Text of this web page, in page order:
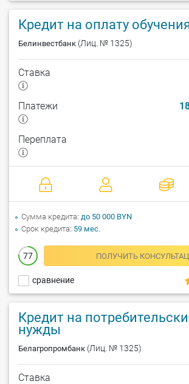
Кредит на оплату
Белинвестбанк (Лиц. № 1325)
сравнение
Ставка
Платежи
Переплата
77 ПОЛУЧИТЬ
Сумма кредита до 50 000 BYN
Срок кредита 59 мес.
Кредит на
нужды
Белагропромбанк (Лиц. № 1325)
Ставка